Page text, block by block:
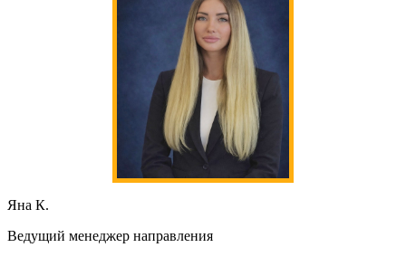
Яна К.
Ведущий менеджер направления